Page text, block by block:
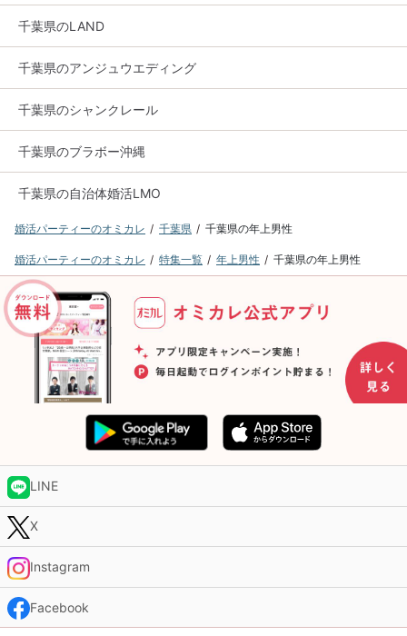
千葉県のLAND
千葉県のアンジュウエディング
千葉県のシャンクレール
千葉県のブラボー沖縄
千葉県の自治体婚活LMO
婚活パーティーのオミカレ 千葉県 千葉県の年上男性
婚活パーティーのオミカレ 特集一覧 年上男性 千葉県の年上男性
LINE
X
Instagram
Facebook